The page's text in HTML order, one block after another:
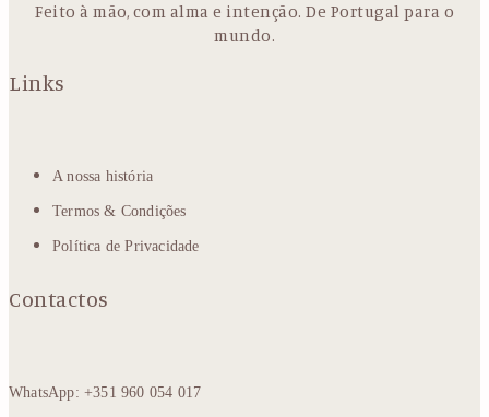
Feito à mão, com alma e intenção. De Portugal para o
mundo.
Links
A nossa história
Termos & Condições
Política de Privacidade
Contactos
WhatsApp: +351 960 054 017